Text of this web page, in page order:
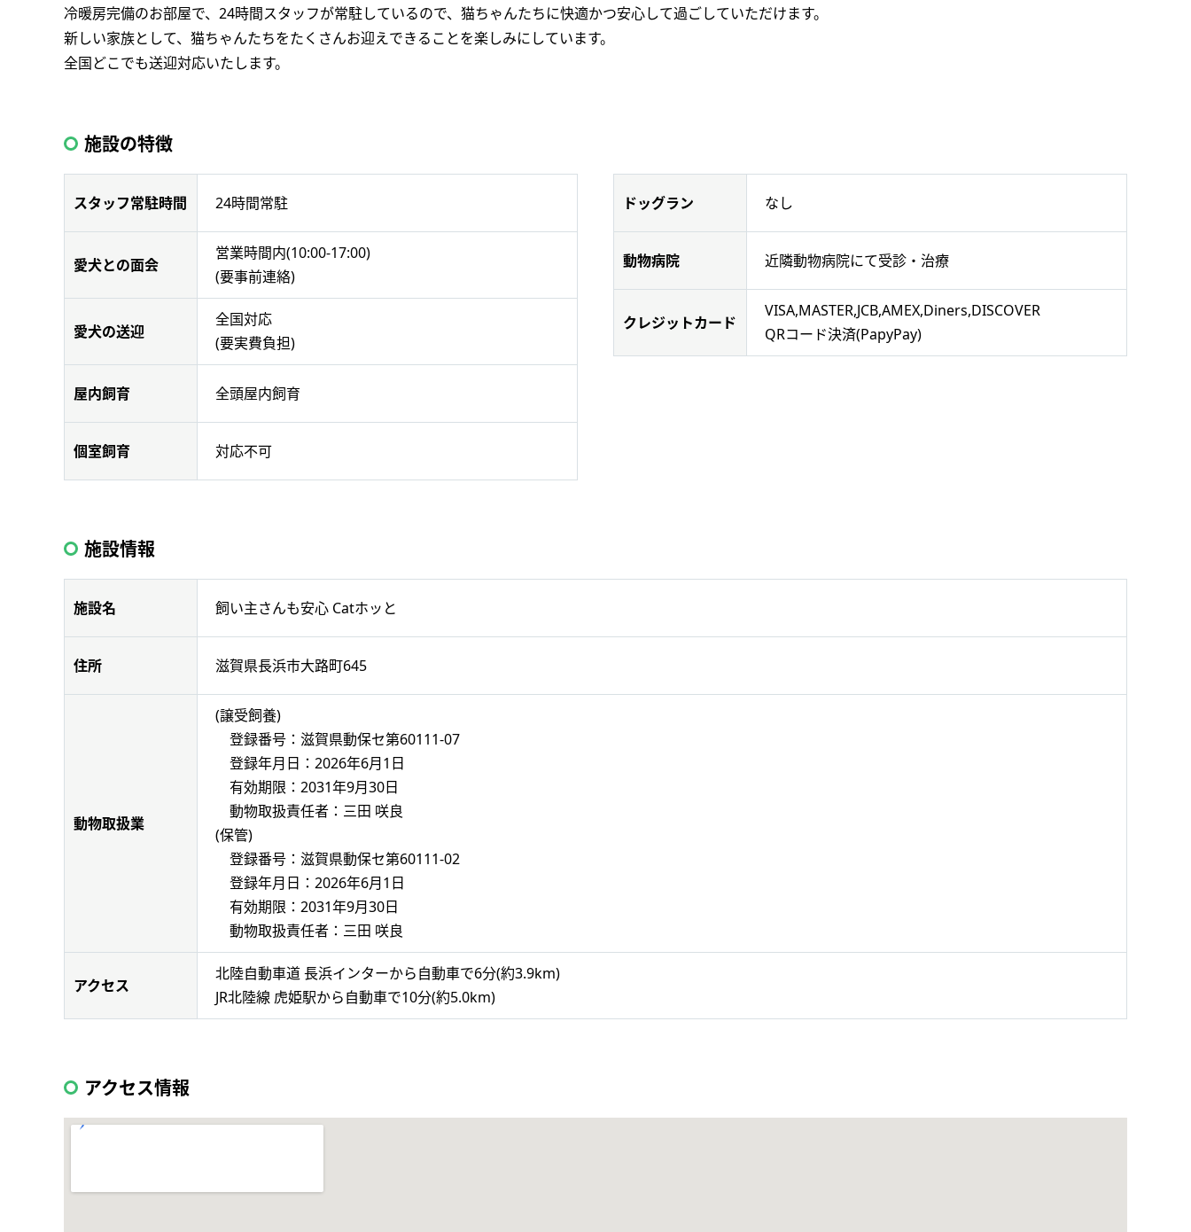
冷暖房完備のお部屋で、24時間スタッフが常駐しているので、猫ちゃんたちに快適かつ安心して過ごしていただけます。
新しい家族として、猫ちゃんたちをたくさんお迎えできることを楽しみにしています。
全国どこでも送迎対応いたします。
施設の特徴
スタッフ常駐時間 24時間常駐
愛犬との面会
営業時間内(10:00-17:00)
(要事前連絡)
愛犬の送迎
全国対応
(要実費負担)
屋内飼育 全頭屋内飼育
個室飼育 対応不可
ドッグラン なし
動物病院 近隣動物病院にて受診・治療
クレジットカード
VISA,MASTER,JCB,AMEX,Diners,DISCOVER
QRコード決済(PapyPay)
施設情報
施設名 飼い主さんも安心 Catホッと
住所 滋賀県長浜市大路町645
動物取扱業
(譲受飼養)
登録番号：滋賀県動保セ第60111-07
登録年月日：2026年6月1日
有効期限：2031年9月30日
動物取扱責任者：三田 咲良
(保管)
登録番号：滋賀県動保セ第60111-02
登録年月日：2026年6月1日
有効期限：2031年9月30日
動物取扱責任者：三田 咲良
アクセス
北陸自動車道 長浜インターから自動車で6分(約3.9km)
JR北陸線 虎姫駅から自動車で10分(約5.0km)
アクセス情報